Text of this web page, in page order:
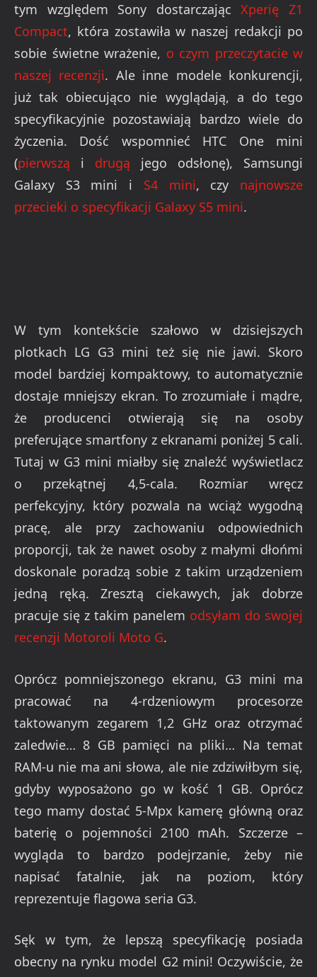
tym względem Sony dostarczając Xperię Z1
Compact, która zostawiła w naszej redakcji po
sobie świetne wrażenie, o czym przeczytacie w
naszej recenzji. Ale inne modele konkurencji,
już tak obiecująco nie wyglądają, a do tego
specyfikacyjnie pozostawiają bardzo wiele do
życzenia. Dość wspomnieć HTC One mini
(pierwszą i drugą jego odsłonę), Samsungi
Galaxy S3 mini i S4 mini, czy najnowsze
przecieki o specyfikacji Galaxy S5 mini.
W tym kontekście szałowo w dzisiejszych
plotkach LG G3 mini też się nie jawi. Skoro
model bardziej kompaktowy, to automatycznie
dostaje mniejszy ekran. To zrozumiałe i mądre,
że producenci otwierają się na osoby
preferujące smartfony z ekranami poniżej 5 cali.
Tutaj w G3 mini miałby się znaleźć wyświetlacz
o przekątnej 4,5-cala. Rozmiar wręcz
perfekcyjny, który pozwala na wciąż wygodną
pracę, ale przy zachowaniu odpowiednich
proporcji, tak że nawet osoby z małymi dłońmi
doskonale poradzą sobie z takim urządzeniem
jedną ręką. Zresztą ciekawych, jak dobrze
pracuje się z takim panelem odsyłam do swojej
recenzji Motoroli Moto G.
Oprócz pomniejszonego ekranu, G3 mini ma
pracować na 4-rdzeniowym procesorze
taktowanym zegarem 1,2 GHz oraz otrzymać
zaledwie… 8 GB pamięci na pliki… Na temat
RAM-u nie ma ani słowa, ale nie zdziwiłbym się,
gdyby wyposażono go w kość 1 GB. Oprócz
tego mamy dostać 5-Mpx kamerę główną oraz
baterię o pojemności 2100 mAh. Szczerze –
wygląda to bardzo podejrzanie, żeby nie
napisać fatalnie, jak na poziom, który
reprezentuje flagowa seria G3.
Sęk w tym, że lepszą specyfikację posiada
obecny na rynku model G2 mini! Oczywiście, że